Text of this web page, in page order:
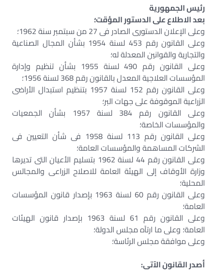
رئيس الجمهورية
بعد الاطلاع على الدستور المؤقت؛
وعلى الإعلان الدستورى الصادر فى 27 من سبتمبر سنة 1962؛
وعلى القانون رقم 453 لسنة 1954 بشأن المجال الصناعية
والتجارية والقوانين المعدلة له؛
وعلى القانون رقم 490 لسنة 1955 بشأن تنظيم وإدارة
المؤسسات العلاجية المعدل بالقانون رقم 368 لسنة 1956؛
وعلى القانون رقم 152 لسنة 1957 بتنظيم استبدال الأراضى
الزراعية الموقوفة على جهات البر؛
وعلى القانون رقم 384 لسنة 1957 بشأن الجمعيات
والمؤسسات الخاصة؛
وعلى القانون رقم 113 لسنة 1958 فى شأن التعيين فى
الشركات المساهمة والمؤسسات العامة؛
وعلى القانون رقم 44 لسنة 1962 بتسليم الأعيان التى تديرها
وزارة الأوقاف إلى الهيئة العامة للاصلاح الزراعى والمجالس
المحلية؛
وعلى القانون رقم 60 لسنة 1963 بإصدار قانون المؤسسات
العامة؛
وعلى القانون رقم 61 لسنة 1963 بإصدار قانون الهيئات
العامة؛ وعلى ما ارتآه مجلس الدولة؛
وعلى موافقة مجلس الرئاسة؛
أصدر القانون الآتى: